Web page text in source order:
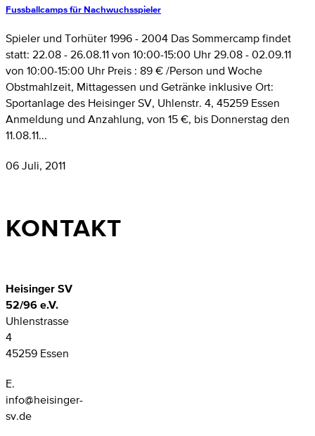
Fussballcamps für Nachwuchsspieler
Spieler und Torhüter 1996 - 2004 Das Sommercamp findet
statt: 22.08 - 26.08.11 von 10:00-15:00 Uhr 29.08 - 02.09.11
von 10:00-15:00 Uhr Preis : 89 € /Person und Woche
Obstmahlzeit, Mittagessen und Getränke inklusive Ort:
Sportanlage des Heisinger SV, Uhlenstr. 4, 45259 Essen
Anmeldung und Anzahlung, von 15 €, bis Donnerstag den
11.08.11...
06 Juli, 2011
KONTAKT
Heisinger SV
52/96 e.V.
Uhlenstrasse
4
45259 Essen
E.
info@heisinger-
sv.de